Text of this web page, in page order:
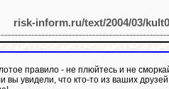
risk-inform.ru/text/2004/03/
правило - не плюйтесь и не
вы увидели, что кто-то из ваших